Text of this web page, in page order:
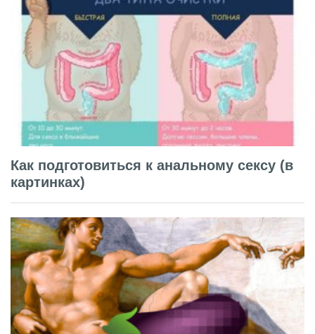
Как подготовиться к анальному сексу (в
картинках)